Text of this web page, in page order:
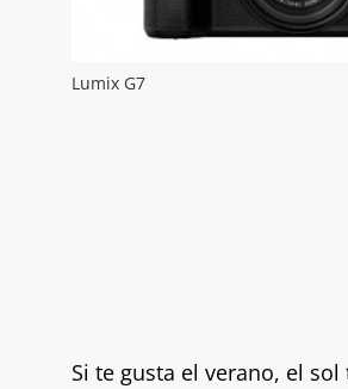
Lumix G7
Si te gusta el verano, el